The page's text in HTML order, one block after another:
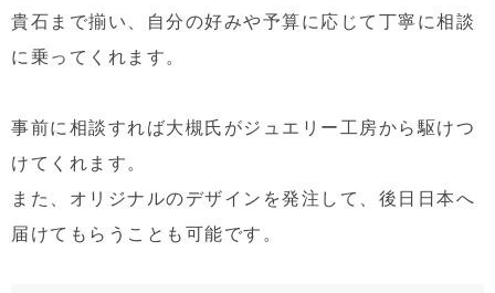
貴石まで揃い、自分の好みや予算に応じて丁寧に相談
に乗ってくれます。
事前に相談すれば大槻氏がジュエリー工房から駆けつ
けてくれます。
また、 オリジナルのデザインを発注して、後日日本へ
届けてもらうことも可能です。